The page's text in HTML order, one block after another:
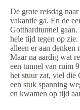
De grote reisdag
vakantie ga. En de
Gotthardtunnel
hele tijd tegen op
alleen er aan denken
Maar na aardig wat
een tunnel van ruim
het stuur zat, viel die
een stuk spanning
en kwamen op tijd